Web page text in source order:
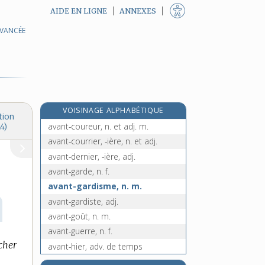
AIDE EN LIGNE ANNEXES
VOISINAGE ALPHABÉTIQUE
avant-cour, n. f.
avant-coureur, n. et adj. m.
avant-courrier, -ière, n. et adj.
avant-dernier, -ière, adj.
avant-garde, n. f.
avant-gardisme, n. m.
avant-gardiste, adj.
avant-goût, n. m.
avant-guerre, n. f.
avant-hier, adv. de temps
avantin, n. m.[5eédition]